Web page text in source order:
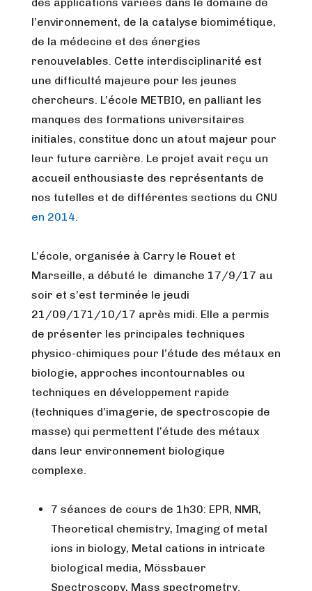
l’environnement, de la catalyse biomimétique,
de la médecine et des énergies
renouvelables. Cette interdisciplinarité est
une difficulté majeure pour les jeunes
chercheurs. L’école METBIO, en palliant les
manques des formations universitaires
initiales, constitue donc un atout majeur pour
leur future carrière. Le projet avait reçu un
accueil enthousiaste des représentants de
nos tutelles et de différentes sections du CNU
en 2014.
L’école, organisée à Carry le Rouet et
Marseille, a débuté le dimanche 17/9/17 au
soir et s’est terminée le jeudi
21/09/171/10/17 après midi. Elle a permis
de présenter les principales techniques
physico-chimiques pour l’étude des métaux en
biologie, approches incontournables ou
techniques en développement rapide
(techniques d’imagerie, de spectroscopie de
masse) qui permettent l’étude des métaux
dans leur environnement biologique
complexe.
7 séances de cours de 1h30: EPR, NMR,
Theoretical chemistry, Imaging of metal
ions in biology, Metal cations in intricate
biological media, Mössbauer
Spectroscopy, Mass spectrometry.